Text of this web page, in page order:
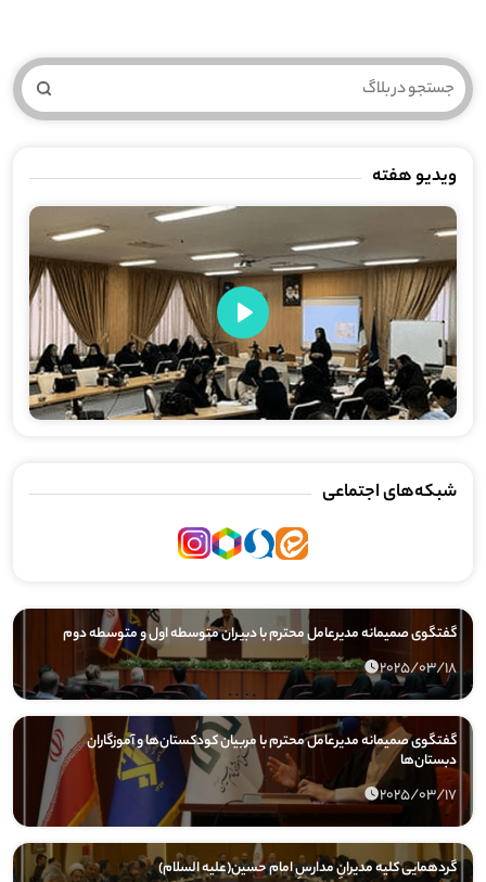
شبکه‌های اجتماعی
ویدیو هفته
Play
گفتگوی صمیمانه مدیرعامل محترم با دبیران متوسطه اول و متوسطه دوم
2025/03/18
گفتگوی صمیمانه مدیرعامل محترم با مربیان کودکستان‌ها و آموزگاران
دبستان‌ها
2025/03/17
گردهمایی کلیه مدیرانِ مدارسِ امام حسین(علیه السلام)